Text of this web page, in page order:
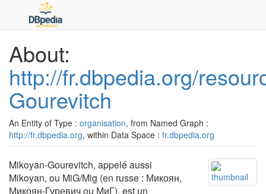
About:
http://fr.dbpedia.org/
Gourevitch
An Entity of Type : organisation, from Named Graph :
http://fr.dbpedia.org, within Data Space : fr.dbpedia.org
Mikoyan-Gourevitch, appelé aussi
Mikoyan, ou MiG/Mig (en russe : Микоян,
Микоян-Гуревич ou МиГ), est un